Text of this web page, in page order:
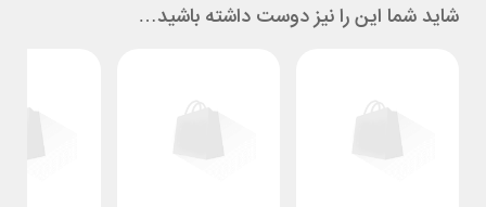
شاید شما این را نیز دوست داشته باشید…